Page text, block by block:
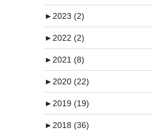
►2023 (2)
►2022 (2)
►2021 (8)
►2020 (22)
►2019 (19)
►2018 (36)